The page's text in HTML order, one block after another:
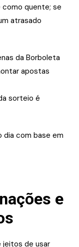
como quente; se
atrasado
da Borboleta
apostas
sorteio é
com base em
e
jeitos de usar